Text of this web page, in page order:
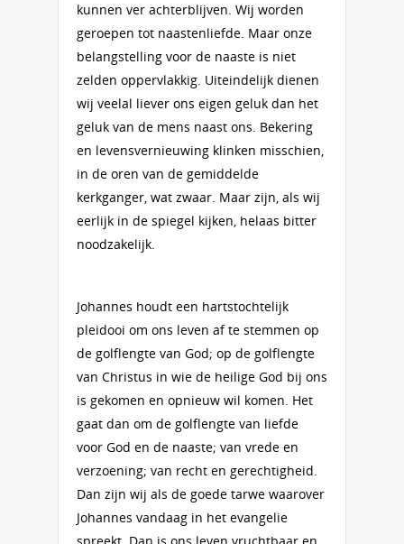
kunnen ver achterblijven. Wij worden
geroepen tot naastenliefde. Maar onze
belangstelling voor de naaste is niet
zelden oppervlakkig. Uiteindelijk dienen
wij veelal liever ons eigen geluk dan het
geluk van de mens naast ons. Bekering
en levensvernieuwing klinken misschien,
in de oren van de gemiddelde
kerkganger, wat zwaar. Maar zijn, als wij
eerlijk in de spiegel kijken, helaas bitter
noodzakelijk.
Johannes houdt een hartstochtelijk
pleidooi om ons leven af te stemmen op
de golflengte van God; op de golflengte
van Christus in wie de heilige God bij ons
is gekomen en opnieuw wil komen. Het
gaat dan om de golflengte van liefde
voor God en de naaste; van vrede en
verzoening; van recht en gerechtigheid.
Dan zijn wij als de goede tarwe waarover
Johannes vandaag in het evangelie